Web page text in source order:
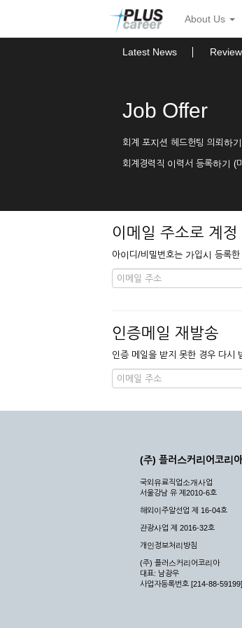
뉴
토
About Us
Latest News
Job Offer
회계 포지션 헤드헌팅 의뢰하
회계경력직 이력서 등록하기 (
이메일 주소로 계정
아이디/비밀번호는 가입시 등록
인증메일 재발송
인증 메일을 받지 못한 경우 다시
(주) 플러스커리어코리아
국외유료직업소개사업
서울강남 유 제2010-6호
해외이주알선업 제 16-04호
관광사업 제 2016-32호
개인정보처리방침
(주) 플러스커리어코리아
대표: 남광우
사업자등록번호 [214-88-59199]